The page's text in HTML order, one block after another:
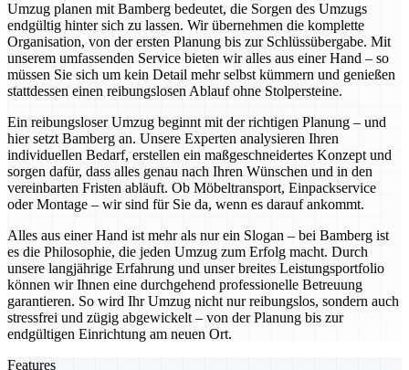
Umzug planen mit Bamberg bedeutet, die Sorgen des Umzugs
endgültig hinter sich zu lassen. Wir übernehmen die komplette
Organisation, von der ersten Planung bis zur Schlüssübergabe. Mit
unserem umfassenden Service bieten wir alles aus einer Hand – so
müssen Sie sich um kein Detail mehr selbst kümmern und genießen
stattdessen einen reibungslosen Ablauf ohne Stolpersteine.
Ein reibungsloser Umzug beginnt mit der richtigen Planung – und
hier setzt Bamberg an. Unsere Experten analysieren Ihren
individuellen Bedarf, erstellen ein maßgeschneidertes Konzept und
sorgen dafür, dass alles genau nach Ihren Wünschen und in den
vereinbarten Fristen abläuft. Ob Möbeltransport, Einpackservice
oder Montage – wir sind für Sie da, wenn es darauf ankommt.
Alles aus einer Hand ist mehr als nur ein Slogan – bei Bamberg ist
es die Philosophie, die jeden Umzug zum Erfolg macht. Durch
unsere langjährige Erfahrung und unser breites Leistungsportfolio
können wir Ihnen eine durchgehend professionelle Betreuung
garantieren. So wird Ihr Umzug nicht nur reibungslos, sondern auch
stressfrei und zügig abgewickelt – von der Planung bis zur
endgültigen Einrichtung am neuen Ort.
Features